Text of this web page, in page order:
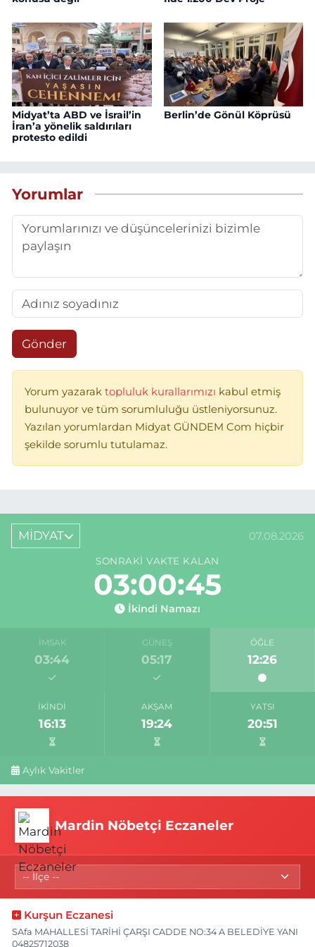
Midyat’ta ABD ve İsrail’in
İran’a yönelik saldırıları
protesto edildi
Berlin’de Gönül Köprüsü
Yorumlar
Gönder
Yorum yazarak topluluk kurallarımızı kabul etmiş
bulunuyor ve tüm sorumluluğu üstleniyorsunuz.
Yazılan yorumlardan Midyat GÜNDEM Com hiçbir
şekilde sorumlu tutulamaz.
MİDYAT 07.08.2026
SONRAKI VAKTE KALAN
03:00:45
İkindi Namazı
İMSAK
03:44
GÜNEŞ
05:17
ÖĞLE
12:26
İKINDI
16:13
AKŞAM
19:24
YATSI
20:51
Aylık Vakitler
Mardin Nöbetçi Eczaneler
Kurşun Eczanesi
SAfa MAHALLESİ TARİHİ ÇARŞI CADDE NO:34 A BELEDİYE YANI
04825712038